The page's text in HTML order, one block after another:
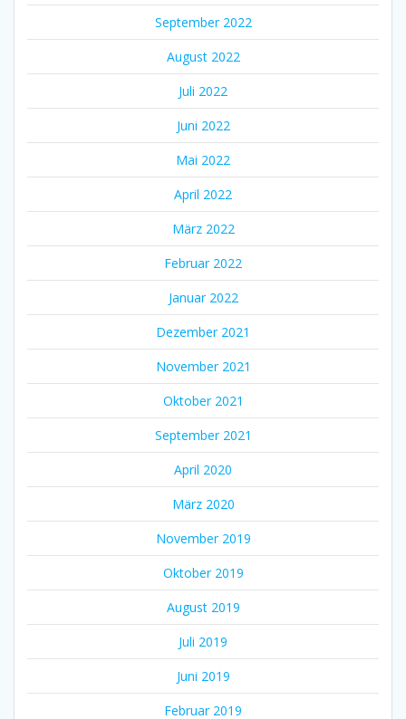
September 2022
August 2022
Juli 2022
Juni 2022
Mai 2022
April 2022
März 2022
Februar 2022
Januar 2022
Dezember 2021
November 2021
Oktober 2021
September 2021
April 2020
März 2020
November 2019
Oktober 2019
August 2019
Juli 2019
Juni 2019
Februar 2019